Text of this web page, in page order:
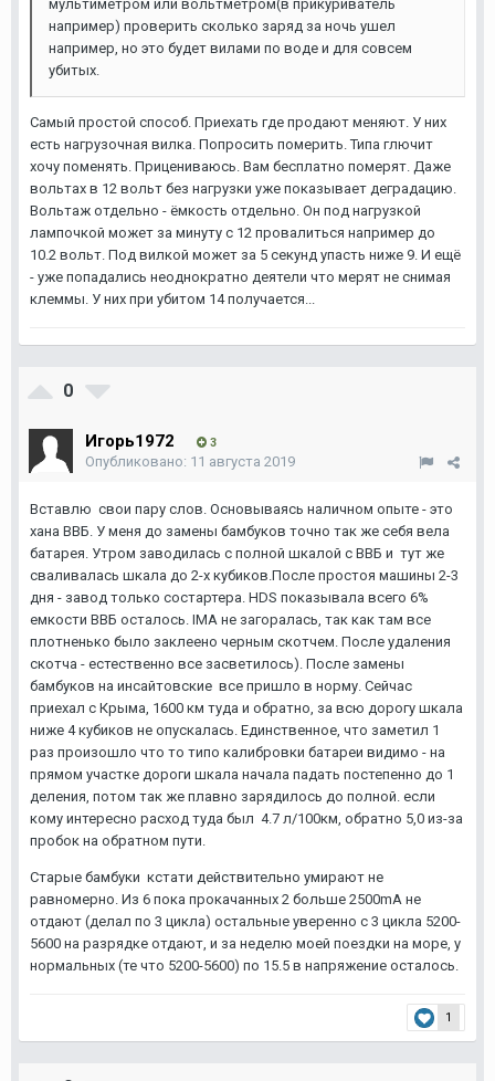
мультиметром или вольтметром(в прикуриватель
например) проверить сколько заряд за ночь ушел
например, но это будет вилами по воде и для совсем
убитых.
Самый простой способ. Приехать где продают меняют. У них
есть нагрузочная вилка. Попросить померить. Типа глючит
хочу поменять. Прицениваюсь. Вам бесплатно померят. Даже
вольтах в 12 вольт без нагрузки уже показывает деградацию.
Вольтаж отдельно - ёмкость отдельно. Он под нагрузкой
лампочкой может за минуту с 12 провалиться например до
10.2 вольт. Под вилкой может за 5 секунд упасть ниже 9. И ещё
- уже попадались неоднократно деятели что мерят не снимая
клеммы. У них при убитом 14 получается...
0
Игорь1972 3
Опубликовано: 11 августа 2019
Вставлю свои пару слов. Основываясь наличном опыте - это
хана ВВБ. У меня до замены бамбуков точно так же себя вела
батарея. Утром заводилась с полной шкалой с ВВБ и тут же
сваливалась шкала до 2-х кубиков.После простоя машины 2-3
дня - завод только состартера. HDS показывала всего 6%
емкости ВВБ осталось. IMA не загоралась, так как там все
плотненько было заклеено черным скотчем. После удаления
скотча - естественно все засветилось). После замены
бамбуков на инсайтовские все пришло в норму. Сейчас
приехал с Крыма, 1600 км туда и обратно, за всю дорогу шкала
ниже 4 кубиков не опускалась. Единственное, что заметил 1
раз произошло что то типо калибровки батареи видимо - на
прямом участке дороги шкала начала падать постепенно до 1
деления, потом так же плавно зарядилось до полной. если
кому интересно расход туда был 4.7 л/100км, обратно 5,0 из-за
пробок на обратном пути.
Старые бамбуки кстати действительно умирают не
равномерно. Из 6 пока прокачанных 2 больше 2500mA не
отдают (делал по 3 цикла) остальные уверенно с 3 цикла 5200-
5600 на разрядке отдают, и за неделю моей поездки на море, у
нормальных (те что 5200-5600) по 15.5 в напряжение осталось.
1